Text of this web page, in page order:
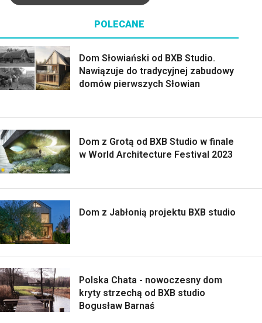
POLECANE
Dom Słowiański od BXB Studio.
Nawiązuje do tradycyjnej zabudowy
domów pierwszych Słowian
Dom z Grotą od BXB Studio w finale
w World Architecture Festival 2023
Dom z Jabłonią projektu BXB studio
Polska Chata - nowoczesny dom
kryty strzechą od BXB studio
Bogusław Barnaś